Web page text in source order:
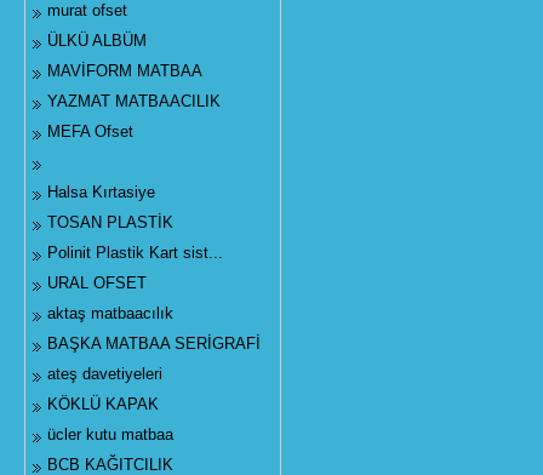
murat ofset
ÜLKÜ ALBÜM
MAVİFORM MATBAA
YAZMAT MATBAACILIK
MEFA Ofset
Halsa Kırtasiye
TOSAN PLASTİK
Polinit Plastik Kart sist...
URAL OFSET
aktaş matbaacılık
BAŞKA MATBAA SERİGRAFİ
ateş davetiyeleri
KÖKLÜ KAPAK
ücler kutu matbaa
BCB KAĞITCILIK